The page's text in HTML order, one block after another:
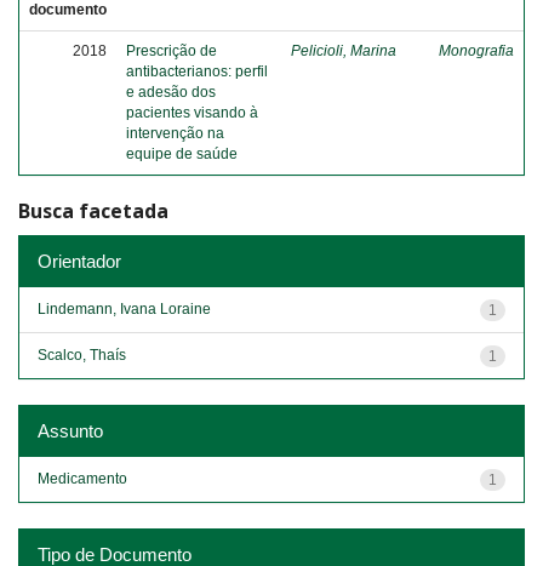
documento
2018
Prescrição de
antibacterianos: perfil
e adesão dos
pacientes visando à
intervenção na
equipe de saúde
Pelicioli, Marina Monografia
Busca facetada
Orientador
1
Lindemann, Ivana Loraine
1
Scalco, Thaís
Assunto
1
Medicamento
Tipo de Documento